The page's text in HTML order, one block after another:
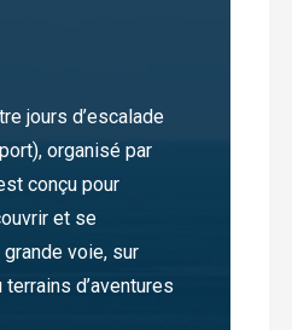
jours d’escalade
organisé par
conçu pour
et se
voie, sur
d’aventures